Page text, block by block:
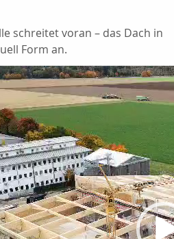
schreitet voran – das Dach in
Form an.